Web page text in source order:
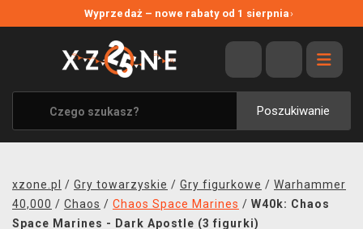
Wyprzedaż – nowe rabaty od 1 sierpnia›
Poszukiwanie
WYPRZEDAŻ
WSZYSTKIE MARKI
XZONE ORIGINALS
UBRANIA I AKCESORIA
SOUNDTRACKI
xzone.pl / Gry towarzyskie / Gry figurkowe / Warhammer
40,000 / Chaos / Chaos Space Marines / W40k: Chaos
Space Marines - Dark Apostle (3 figurki)